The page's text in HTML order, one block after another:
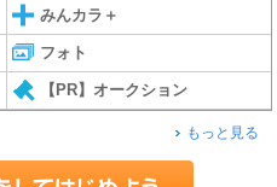
みんカラ＋
フォト
【PR】オークション
もっと見る